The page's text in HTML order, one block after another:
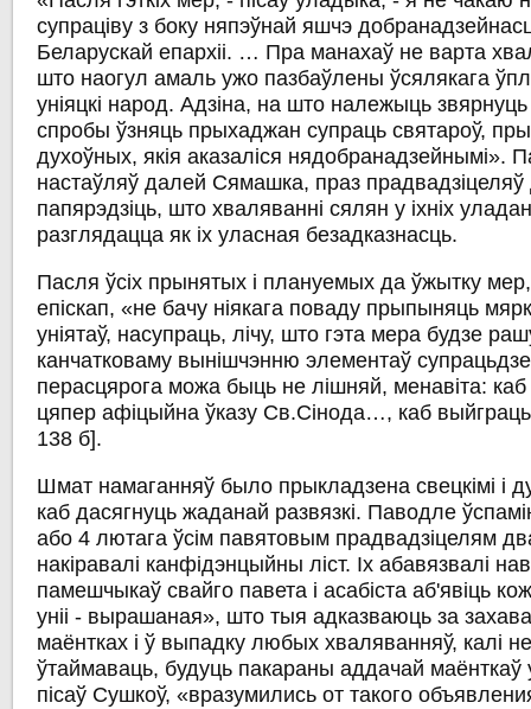
супраціву з боку няпэўнай яшчэ
Беларускай епархіі. … Пра манахаў не варта
што наогул амаль ужо пазбаўлены ўсялякага
уніяцкі народ. Адзіна, на што належыць
спробы ўзняць прыхаджан супраць святароў,
духоўных, якія аказаліся нядобранадзейнымі».
настаўляў далей Сямашка, праз прадвадзіцеляў
папярэдзіць, што хваляванні сялян у іхніх
разглядацца як іх уласная безадказнасць.
Пасля ўсіх прынятых і плануемых да ўжытку мер,
епіскап, «не бачу ніякага поваду прыпыняць
уніятаў, насупраць, лічу, што гэта мера будзе
канчатковаму вынішчэнню элементаў
перасцярога можа быць не лішняй, менавіта:
цяпер афіцыйна ўказу Св.Сінода…, каб
138 б].
Шмат намаганняў было прыкладзена свецкімі і
каб дасягнуць жаданай развязкі. Паводле
або 4 лютага ўсім павятовым прадвадзіцелям
накіравалі канфідэнцыйны ліст. Іх абавязвалі
памешчыкаў свайго павета і асабіста аб'явіць
уніі - вырашаная», што тыя адказваюць за
маёнтках і ў выпадку любых хваляванняў, калі не
ўтаймаваць, будуць пакараны аддачай маёнткаў
пісаў Сушкоў, «вразумились от такого